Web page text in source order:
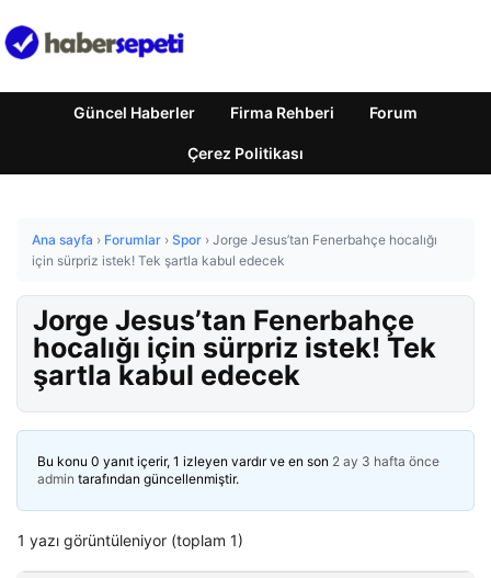
Güncel Haberler Firma Rehberi Forum
Çerez Politikası
Ana sayfa › Forumlar › Spor › Jorge Jesus’tan Fenerbahçe hocalığı
için sürpriz istek! Tek şartla kabul edecek
Jorge Jesus’tan Fenerbahçe
hocalığı için sürpriz istek! Tek
şartla kabul edecek
Bu konu 0 yanıt içerir, 1 izleyen vardır ve en son 2 ay 3 hafta önce
admin tarafından güncellenmiştir.
1 yazı görüntüleniyor (toplam 1)